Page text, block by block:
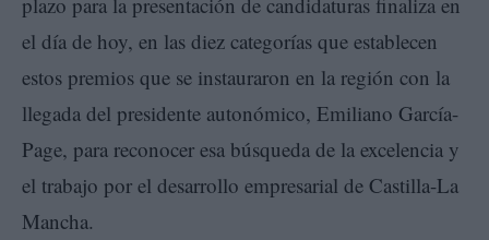
el día de hoy, en las diez categorías que establecen
estos premios que se instauraron en la región con la
llegada del presidente autonómico, Emiliano García-
Page, para reconocer esa búsqueda de la excelencia y
el trabajo por el desarrollo empresarial de Castilla-La
Mancha.